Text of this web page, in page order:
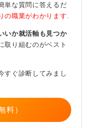
ススキルにつながる
感」に転換）でアピ
支援窓口のサポート
選び直しの期間と
単な質問に答えるだ
の職業がわかります.
いか就活軸も見つか
取り組むのがベスト
すぐ診断してみまし
料）